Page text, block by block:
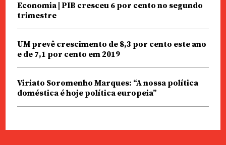
Economia | PIB cresceu 6 por cento no segundo
trimestre
UM prevê crescimento de 8,3 por cento este ano
e de 7,1 por cento em 2019
Viriato Soromenho Marques: “A nossa política
doméstica é hoje política europeia”